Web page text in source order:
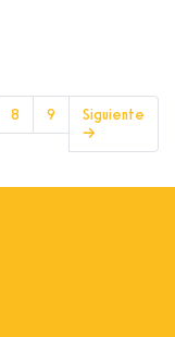
8 9
Siguiente
→